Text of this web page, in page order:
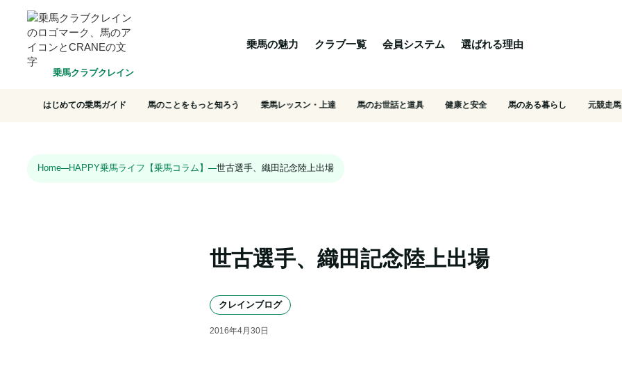
乗馬クラブクレイン
乗馬の魅力 クラブ一覧 会員システム 選ばれる理由
HOME 乗馬の魅力 クラブ一覧
はじめての乗馬ガイド 馬のことをもっと知ろう 乗馬レッスン・上達 馬のお世話と道具 健康と安全 馬のある暮らし 元競走
Home HAPPY乗馬ライフ【乗馬コラム】 世古選手、織田記念陸上出場
世古選手、織田記念陸上出場
クレインブログ
2016年4月30日